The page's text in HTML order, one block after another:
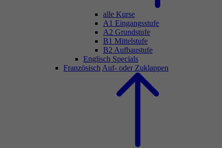
alle Kurse
A1 Eingangsstufe
A2 Grundstufe
B1 Mittelstufe
B2 Aufbaustufe
Englisch Specials
Französisch Auf- oder Zuklappen